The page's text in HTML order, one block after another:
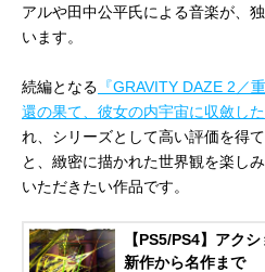
アルや田中公平氏による音楽が、
います。
続編となる 『GRAVITY DAZE 2／
還の果て、彼女の内宇宙に収斂した
れ、シリーズとして高い評価を得
と、緻密に描かれた世界観を楽し
いただきたい作品です。
【PS5/PS4】アク
新作から名作まで